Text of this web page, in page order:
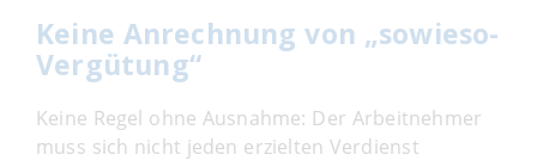
Keine Anrechnung von „sowieso-
Vergütung“
Keine Regel ohne Ausnahme: Der Arbeitnehmer
muss sich nicht jeden erzielten Verdienst